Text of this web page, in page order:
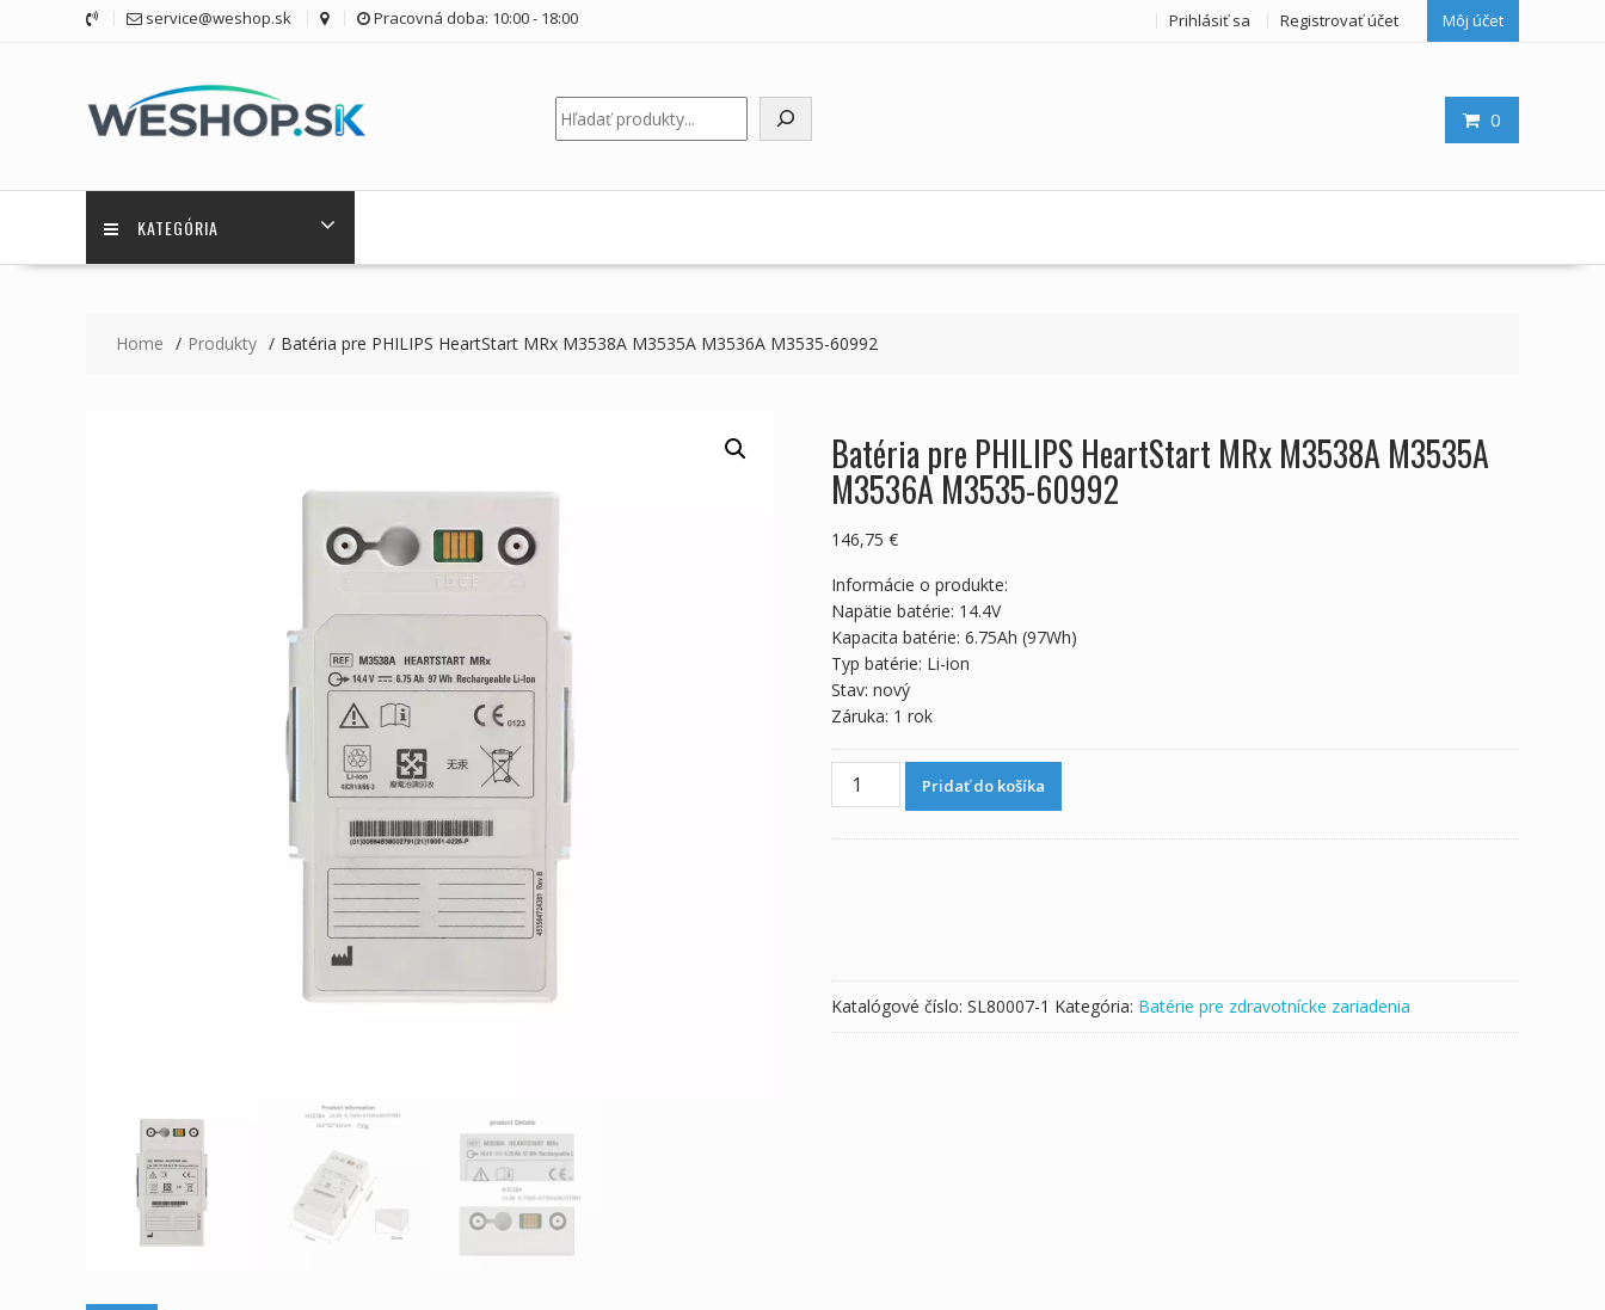
service@weshop.sk Pracovná doba: 10:00 - 18:00 Prihlásiť sa Registrovať účet Môj účet
0
Hľadať
KATEGÓRIA
Home Produkty Batéria pre PHILIPS HeartStart MRx M3538A M3535A M3536A M3535-60992
Batéria pre PHILIPS HeartStart MRx M3538A M3535A
M3536A M3535-60992
146,75 €
Informácie o produkte:
Napätie batérie: 14.4V
Kapacita batérie: 6.75Ah (97Wh)
Typ batérie: Li-ion
Stav: nový
Záruka: 1 rok
množstvo
Batéria
M3536A
M3535-
60992
Pridať do košíka
Katalógové číslo: SL80007-1 Kategória: Batérie pre zdravotnícke zariadenia